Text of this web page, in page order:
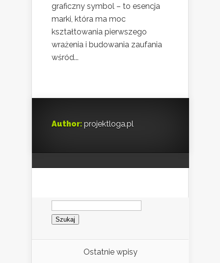
graficzny symbol – to esencja
marki, która ma moc
kształtowania pierwszego
wrażenia i budowania zaufania
wśród...
Author: projektloga.pl
Szukaj:
Ostatnie wpisy